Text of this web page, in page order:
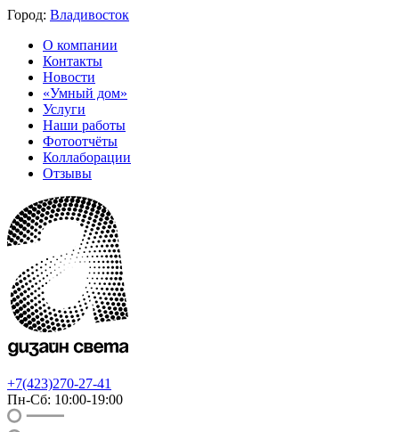
Город: Владивосток
О компании
Контакты
Новости
«Умный дом»
Услуги
Наши работы
Фотоотчёты
Коллаборации
Отзывы
+7(423)270-27-41
Пн-Сб: 10:00-19:00